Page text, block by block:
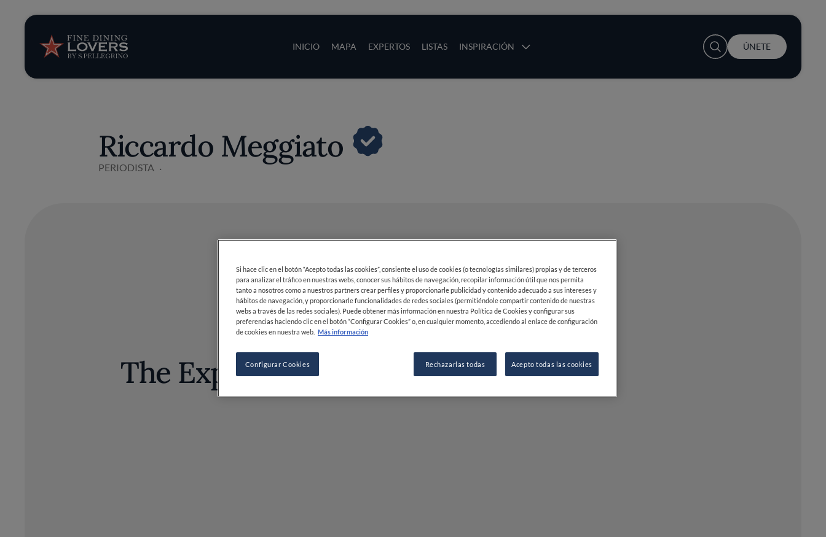
INICIO MAPA EXPERTOS LISTAS INSPIRACIÓN
Opinión y noticias
Recetas
Series
User account menu
ÚNETE
Riccardo Meggiato
PERIODISTA
The Expert
Si hace clic en el botón “Acepto todas las cookies”, consiente el uso de cookies (o tecnologías similares) propias y de terceros
para analizar el tráfico en nuestras webs, conocer sus hábitos de navegación, recopilar información útil que nos permita
tanto a nosotros como a nuestros partners crear perfiles y proporcionarle publicidad y contenido adecuado a sus intereses y
hábitos de navegación, y proporcionarle funcionalidades de redes sociales (permitiéndole compartir contenido de nuestras
webs a través de las redes sociales). Puede obtener más información en nuestra Política de Cookies y configurar sus
preferencias haciendo clic en el botón “Configurar Cookies” o, en cualquier momento, accediendo al enlace de configuración
de cookies en nuestra web. Más información
Configurar Cookies Rechazarlas todas Acepto todas las cookies